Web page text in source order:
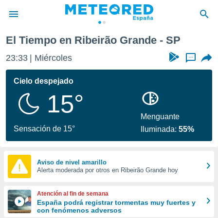
de
por
se
calidad.
a este
las
y
forma
digital
basada
El Tiempo en Ribeirão Grande - SP
23:33 Miércoles ...
Cielo despejado
15°
Sensación de 15°
Menguante
Iluminada:55%
Aviso de nivel amarillo
Alerta moderada por otros en Ribeirão Grande hoy
Atención al fin de semana
España podrá registrar tormentas muy fuertes y
con fenómenos adversos